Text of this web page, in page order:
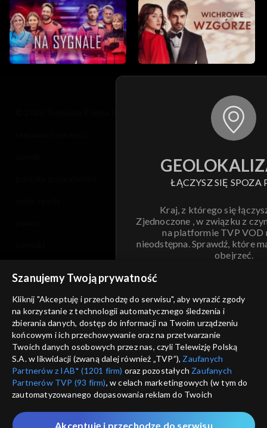
ŁĄCZYSZ SIĘ SPOZA
Kraj, z którego się
Zjednoczone , w związku z
na platformie TVP VOD
nieodstępna. Sprawdź, które
obejrzeć.
ANULUJ
informacje o dostawcy usług
Szanujemy Twoją prywatność
Kliknij "Akceptuję i przechodzę do serwisu", aby wyrazić zgody
na korzystanie z technologii automatycznego śledzenia i
zbierania danych, dostęp do informacji na Twoim urządzeniu
końcowym i ich przechowywanie oraz na przetwarzanie
Twoich danych osobowych przez nas, czyli Telewizję Polską
S.A. w likwidacji (zwaną dalej również „TVP”), Zaufanych
Partnerów z IAB* (1201 firm) oraz pozostałych Zaufanych
Partnerów TVP (93 firm), w celach marketingowych (w tym do
zautomatyzowanego dopasowania reklam do Twoich
które wskazujemy poniżej, a także zgody na udostępnianie
Akceptuję i przechodzę do serwisu